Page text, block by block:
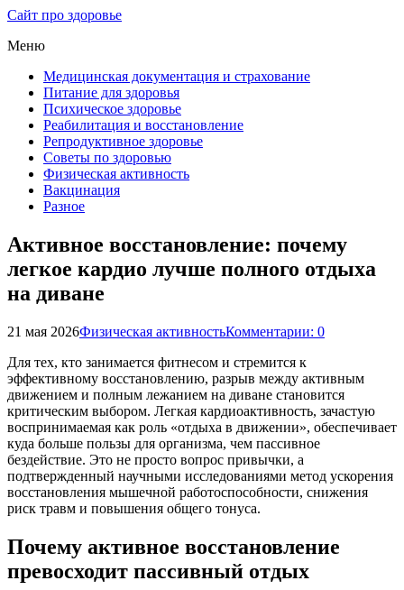
Сайт про здоровье
Меню
Медицинская документация и страхование
Питание для здоровья
Психическое здоровье
Реабилитация и восстановление
Репродуктивное здоровье
Советы по здоровью
Физическая активность
Вакцинация
Разное
Активное восстановление: почему
легкое кардио лучше полного отдыха
на диване
21 мая 2026Физическая активностьКомментарии: 0
Для тех, кто занимается фитнесом и стремится к
эффективному восстановлению, разрыв между активным
движением и полным лежанием на диване становится
критическим выбором. Легкая кардиоактивность, зачастую
воспринимаемая как роль «отдыха в движении», обеспечивает
куда больше пользы для организма, чем пассивное
бездействие. Это не просто вопрос привычки, а
подтвержденный научными исследованиями метод ускорения
восстановления мышечной работоспособности, снижения
риск травм и повышения общего тонуса.
Почему активное восстановление
превосходит пассивный отдых